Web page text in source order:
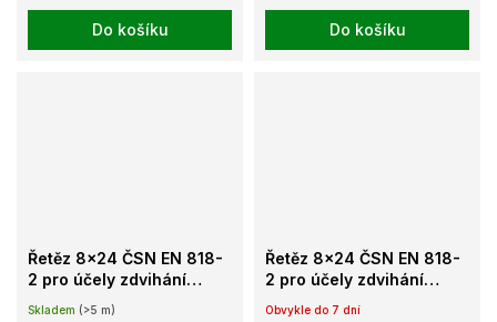
Do košíku Do košíku
Řetěz 8x24 ČSN EN 818-
2 pro účely zdvihání
jakost 80 barvený
Skladem (>5 m)
Řetěz 8x24 ČSN EN 818-
2 pro účely zdvihání
Obvykle do 7 dní